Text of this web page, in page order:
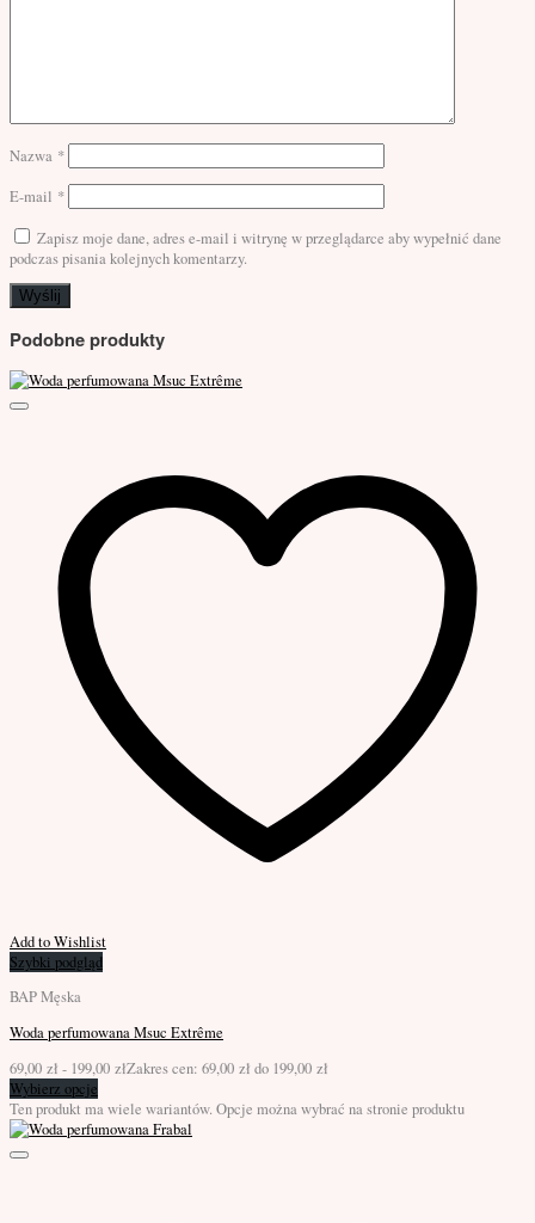
Nazwa *
E-mail *
Zapisz moje dane, adres e-mail i witrynę w przeglądarce aby wypełnić dane
podczas pisania kolejnych komentarzy.
Podobne produkty
Add to Wishlist
Szybki podgląd
BAP Męska
Woda perfumowana Msuc Extrême
69,00 zł - 199,00 złZakres cen: 69,00 zł do 199,00 zł
Wybierz opcje
Ten produkt ma wiele wariantów. Opcje można wybrać na stronie produktu